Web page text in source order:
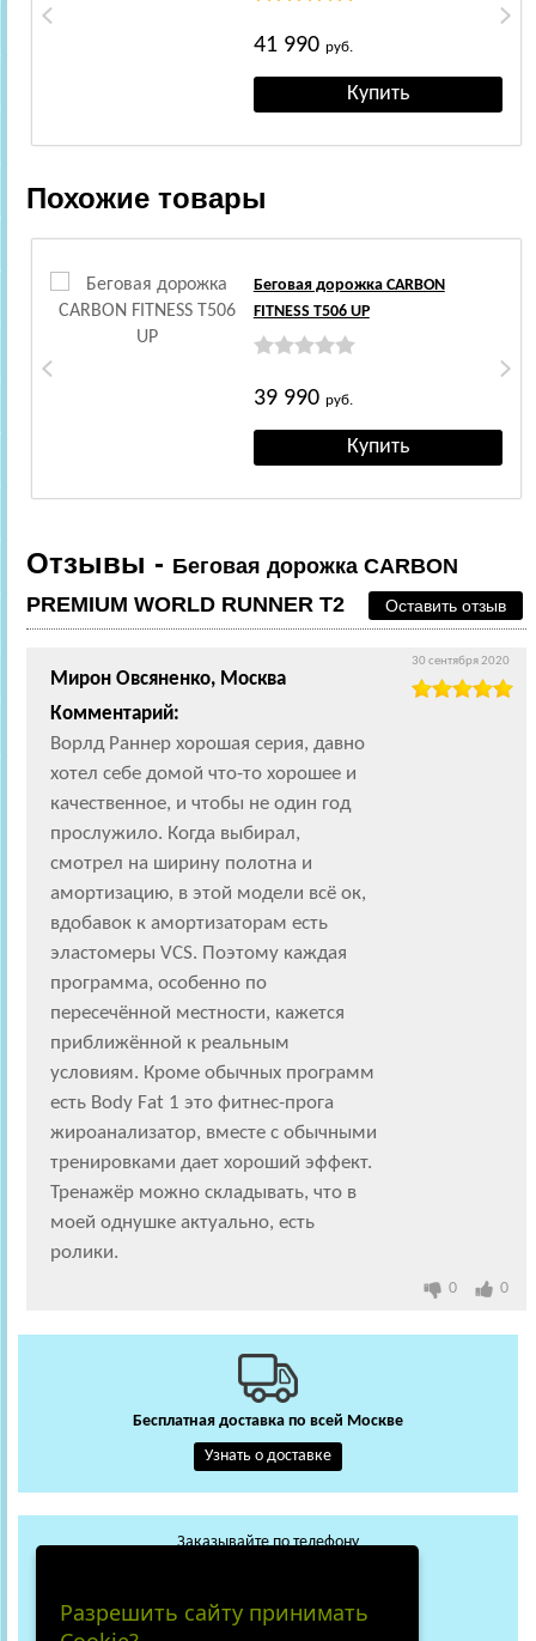
41 990 руб.
Похожие товары
Беговая дорожка CARBON
FITNESS T506 UP
39 990 руб.
Отзывы - Беговая дорожка CARBON
PREMIUM WORLD RUNNER T2
Оставить отзыв
Мирон Овсяненко, Москва
Комментарий:
Ворлд Раннер хорошая серия, давно
хотел себе домой что-то хорошее и
качественное, и чтобы не один год
прослужило. Когда выбирал,
смотрел на ширину полотна и
амортизацию, в этой модели всё ок,
вдобавок к амортизаторам есть
эластомеры VCS. Поэтому каждая
программа, особенно по
пересечённой местности, кажется
приближённой к реальным
условиям. Кроме обычных программ
есть Body Fat 1 это фитнес-прога
жироанализатор, вместе с обычными
тренировками дает хороший эффект.
Тренажёр можно складывать, что в
моей однушке актуально, есть
ролики.
30 сентября 2020
0 0
Бесплатная доставка по всей Москве
Узнать о доставке
Заказывайте по телефону
+7 (919) 018-29-56
Разрешить сайту принимать